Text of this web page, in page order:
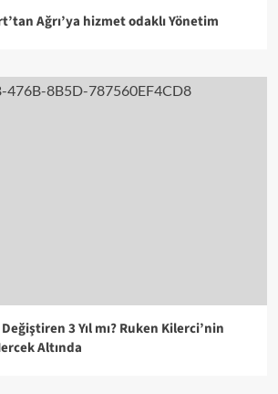
Ağrı’ya hizmet odaklı Yönetim
3 Yıl mı? Ruken Kilerci’nin
Altında